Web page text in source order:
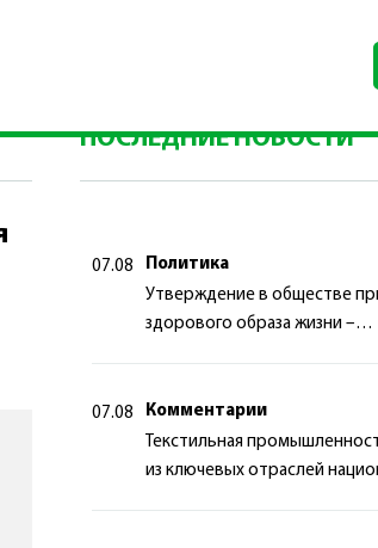
Туркменистана Гурбангулы
ПОСЛЕДНИЕ НОВОСТИ
07.08
Политика
Утверждение в обществе
здорового образа жизни –
07.08
Комментарии
Текстильная
из ключевых отраслей